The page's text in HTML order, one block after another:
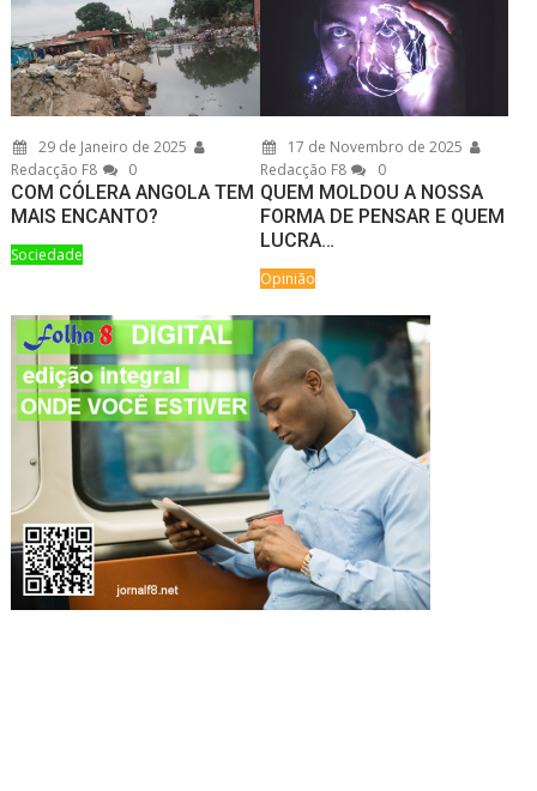
29 de Janeiro de 2025
Redacção F8
0
COM CÓLERA ANGOLA TEM
MAIS ENCANTO?
Sociedade
17 de Novembro de 2025
Redacção F8
0
QUEM MOLDOU A NOSSA
FORMA DE PENSAR E QUEM
LUCRA…
Opinião